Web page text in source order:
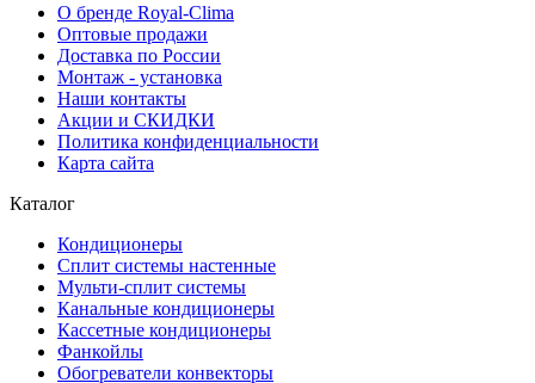
О бренде Royal-Clima
Оптовые продажи
Доставка по России
Монтаж - установка
Наши контакты
Акции и СКИДКИ
Политика конфиденциальности
Карта сайта
Каталог
Кондиционеры
Сплит системы настенные
Мульти-сплит системы
Канальные кондиционеры
Кассетные кондиционеры
Фанкойлы
Обогреватели конвекторы